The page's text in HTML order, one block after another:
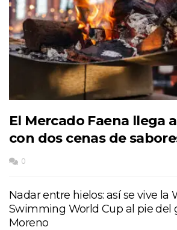
El Mercado Faena llega
con dos cenas de
0
Nadar entre hielos: así se vive la
Swimming World Cup al pie del
Moreno